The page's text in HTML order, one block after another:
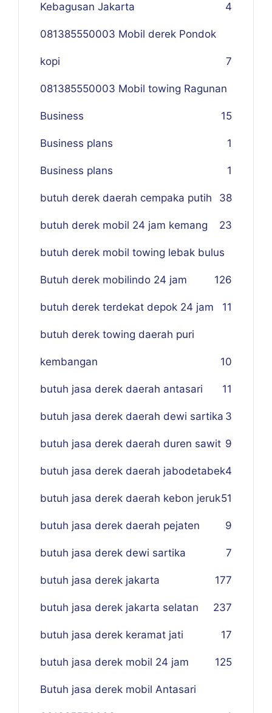
Kebagusan Jakarta 4
081385550003 Mobil derek Pondok
kopi 7
081385550003 Mobil towing Ragunan
5
Business 1
Business plans 1
Business plans 1
butuh derek daerah cempaka putih 38
butuh derek mobil 24 jam kemang 23
butuh derek mobil towing lebak bulus
26
Butuh derek mobilindo 24 jam 1
butuh derek terdekat depok 24 jam 11
butuh derek towing daerah puri
kembangan 10
butuh jasa derek daerah antasari 11
butuh jasa derek daerah dewi sartika 3
butuh jasa derek daerah duren sawit 9
butuh jasa derek daerah jabodetabek4
butuh jasa derek daerah kebon jeruk51
butuh jasa derek daerah pejaten 9
butuh jasa derek dewi sartika 7
butuh jasa derek jakarta 177
butuh jasa derek jakarta selatan 237
butuh jasa derek keramat jati 17
butuh jasa derek mobil 24 jam 125
Butuh jasa derek mobil Antasari